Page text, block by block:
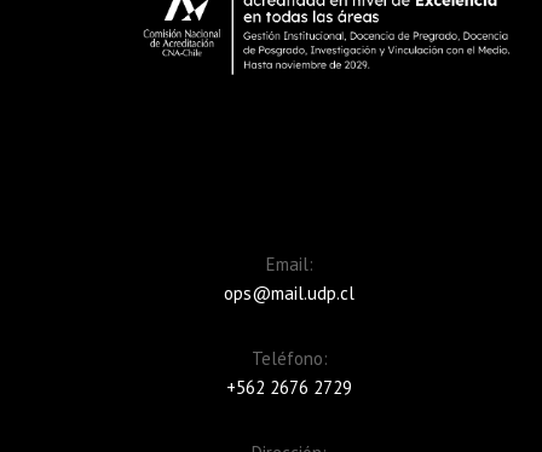
Email:
ops@mail.udp.cl
Teléfono:
+562 2676 2729